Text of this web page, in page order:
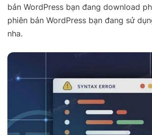
bản WordPress bạn đang download
phiên bản WordPress bạn đang sử
nha.